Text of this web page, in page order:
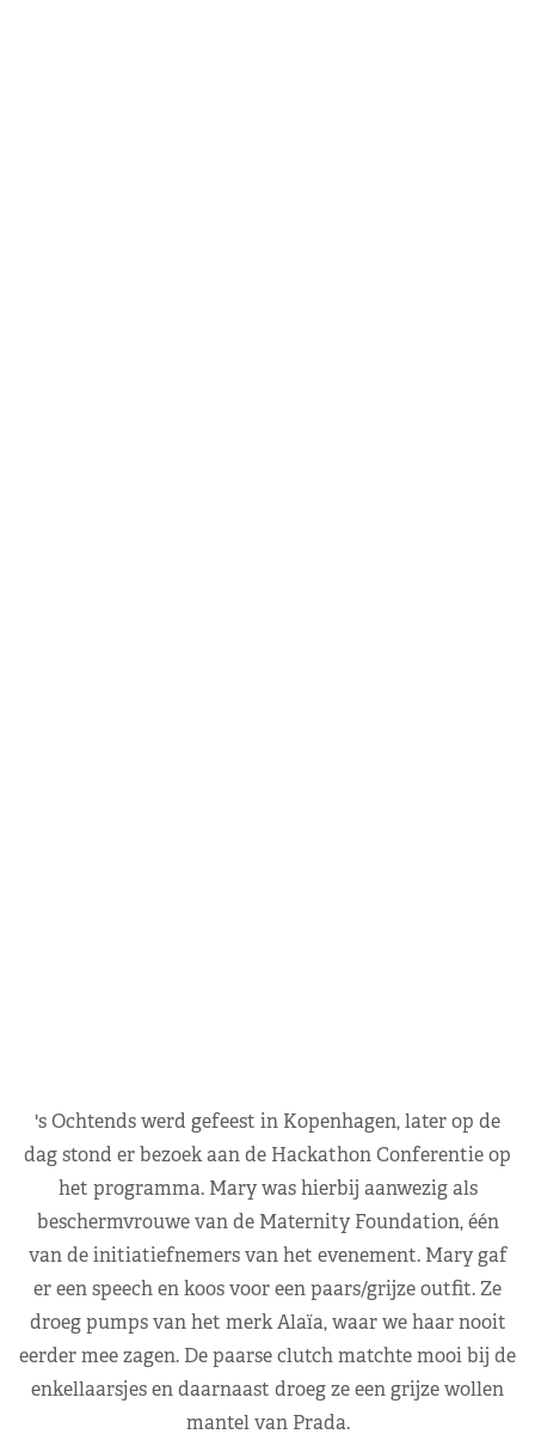
's Ochtends werd gefeest in Kopenhagen, later op de
dag stond er bezoek aan de Hackathon Conferentie op
het programma. Mary was hierbij aanwezig als
beschermvrouwe van de Maternity Foundation, één
van de initiatiefnemers van het evenement. Mary gaf
er een speech en koos voor een paars/grijze outfit. Ze
droeg pumps van het merk Alaïa, waar we haar nooit
eerder mee zagen. De paarse clutch matchte mooi bij de
enkellaarsjes en daarnaast droeg ze een grijze wollen
mantel van Prada.